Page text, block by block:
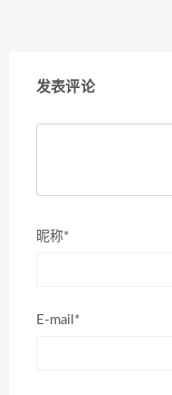
发表评论
昵称*
E-mail*